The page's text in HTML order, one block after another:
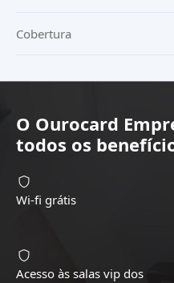
Cobertura
O Ourocard
todos os
Wi-fi grátis
Acesso às salas vip dos